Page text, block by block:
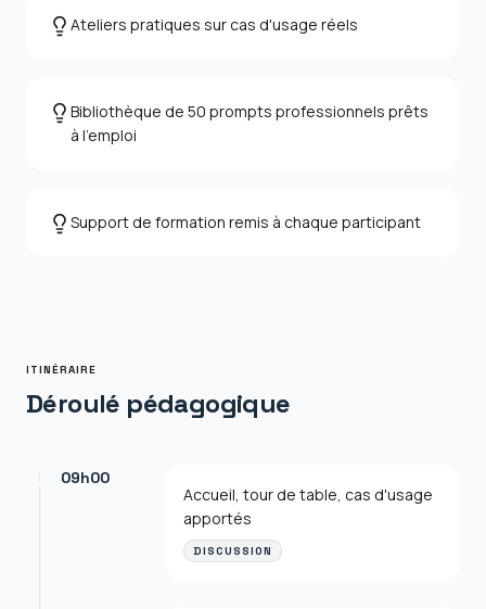
Ateliers pratiques sur cas d'usage réels
Bibliothèque de 50 prompts professionnels prêts
à l'emploi
Support de formation remis à chaque participant
ITINÉRAIRE
Déroulé pédagogique
09h00
Accueil, tour de table, cas d'usage
apportés
DISCUSSION